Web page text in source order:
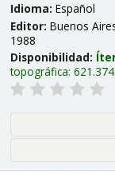
Idioma: Español
Editor: Buenos
1988
Disponibilidad:
topográfica: